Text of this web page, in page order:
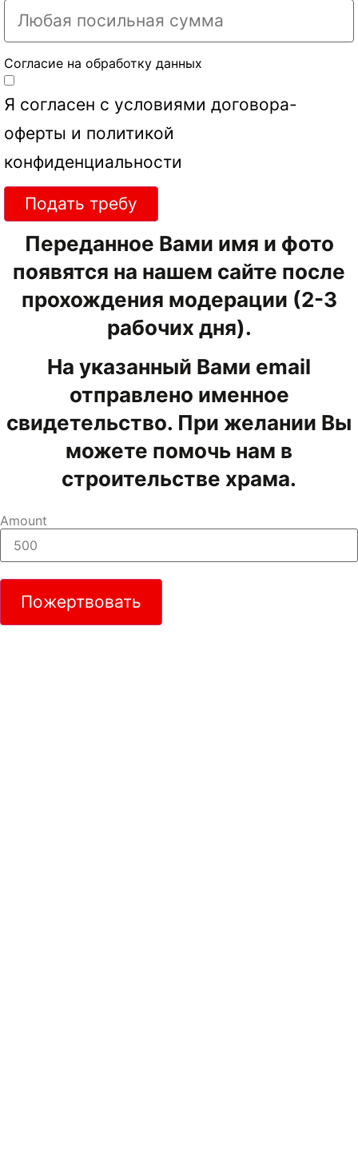
Согласие на обработку данных
Я согласен с условиями договора-
оферты и политикой
конфиденциальности
Подать требу
Переданное Вами имя и фото
появятся на нашем сайте после
прохождения модерации (2-3
рабочих дня).
На указанный Вами email
отправлено именное
свидетельство. При желании Вы
можете помочь нам в
строительстве храма.
Amount
Пожертвовать